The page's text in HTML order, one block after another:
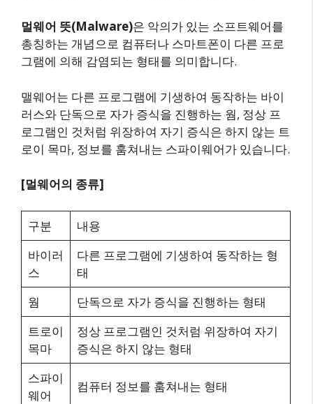
멀웨어 뜻(Malware)은 악의가 있는 소프트웨어를
총칭하는 개념으로 컴퓨터나 스마트폰이 다른 프로
그램에 의해 감염되는 형태를 의미합니다.
맬웨어는 다른 프로그램에 기생하여 동작하는 바이
러스와 단독으로 자가 증식을 진행하는 웜, 정상 프
로그램인 것처럼 위장하여 자기 증식은 하지 않는 트
로이 목마, 정보를 훔쳐내는 스파이웨어가 있습니다.
[멀웨어의 종류]
구분
내용
바이러
스
다른 프로그램에 기생하여 동작하는 형
태
웜
단독으로 자가 증식을 진행하는 형태
트로이
목마
정상 프로그램인 것처럼 위장하여 자기
증식은 하지 않는 형태
스파이
웨어
컴퓨터 정보를 훔쳐내는 형태